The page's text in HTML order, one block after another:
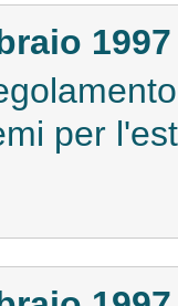
1997
per